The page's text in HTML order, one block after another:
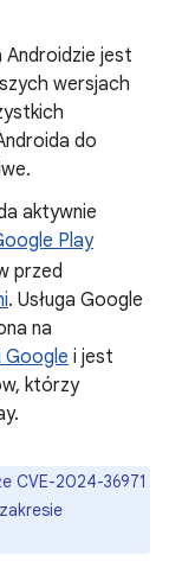
Androidzie jest
wersjach
do
aktywnie
Play
przed
. Usługa Google
na
Google i jest
którzy
CVE-2024-36971